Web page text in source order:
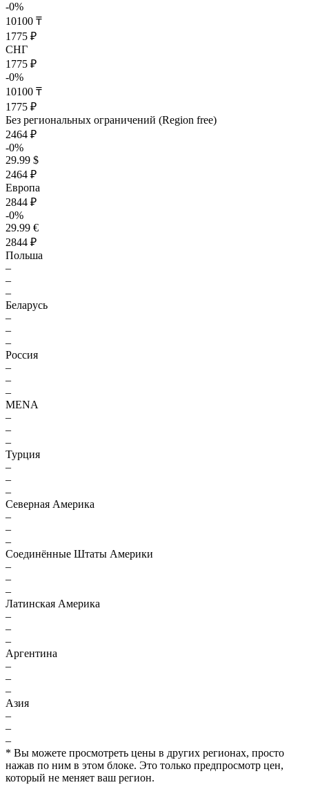
-0%
10100 ₸
1775 ₽
СНГ
1775 ₽
-0%
10100 ₸
1775 ₽
Без региональных ограничений (Region free)
2464 ₽
-0%
29.99 $
2464 ₽
Европа
2844 ₽
-0%
29.99 €
2844 ₽
Польша
–
–
–
Беларусь
–
–
–
Россия
–
–
–
MENA
–
–
–
Турция
–
–
–
Северная Америка
–
–
–
Соединённые Штаты Америки
–
–
–
Латинская Америка
–
–
–
Аргентина
–
–
–
Азия
–
–
–
* Вы можете просмотреть цены в других регионах, просто
нажав по ним в этом блоке. Это только предпросмотр цен,
который не меняет ваш регион.